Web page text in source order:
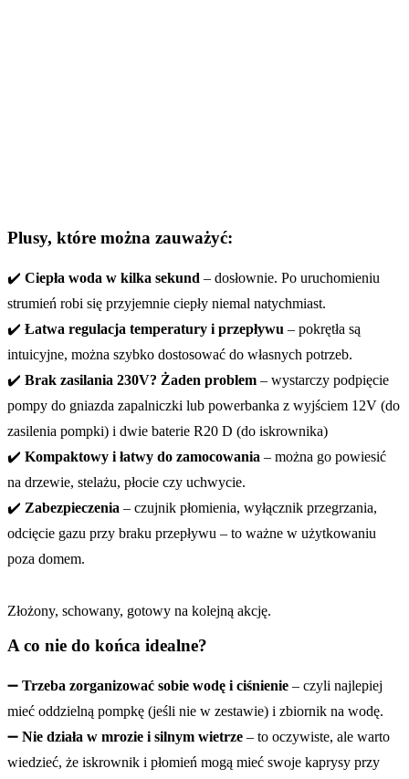
Plusy, które można zauważyć:
✔️ Ciepła woda w kilka sekund – dosłownie. Po uruchomieniu
strumień robi się przyjemnie ciepły niemal natychmiast.
✔️ Łatwa regulacja temperatury i przepływu – pokrętła są
intuicyjne, można szybko dostosować do własnych potrzeb.
✔️ Brak zasilania 230V? Żaden problem – wystarczy podpięcie
pompy do gniazda zapalniczki lub powerbanka z wyjściem 12V (do
zasilenia pompki) i dwie baterie R20 D (do iskrownika)
✔️ Kompaktowy i łatwy do zamocowania – można go powiesić
na drzewie, stelażu, płocie czy uchwycie.
✔️ Zabezpieczenia – czujnik płomienia, wyłącznik przegrzania,
odcięcie gazu przy braku przepływu – to ważne w użytkowaniu
poza domem.
Złożony, schowany, gotowy na kolejną akcję.
A co nie do końca idealne?
➖ Trzeba zorganizować sobie wodę i ciśnienie – czyli najlepiej
mieć oddzielną pompkę (jeśli nie w zestawie) i zbiornik na wodę.
➖ Nie działa w mrozie i silnym wietrze – to oczywiste, ale warto
wiedzieć, że iskrownik i płomień mogą mieć swoje kaprysy przy